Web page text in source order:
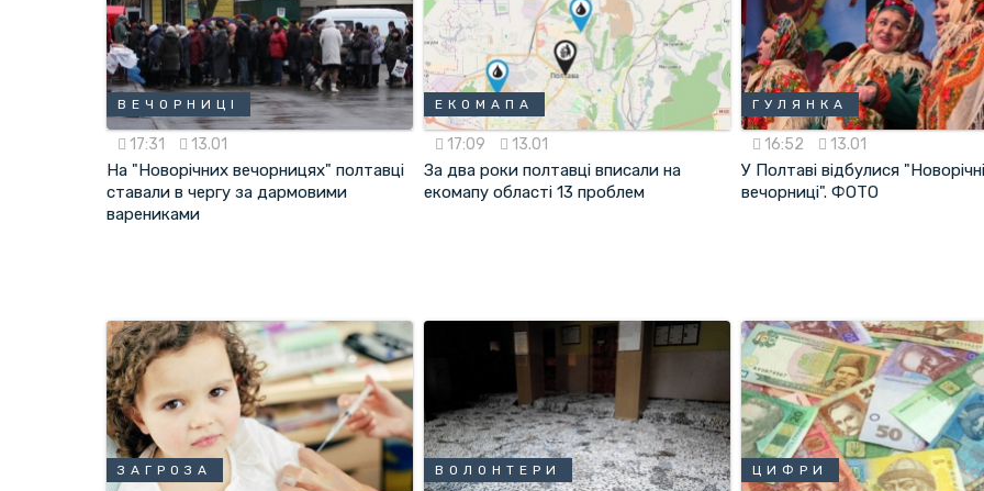
ВЕЧОРНИЦІ
17:31 13.01
На "Новорічних вечорницях" полтавці
ставали в чергу за дармовими
варениками
ЕКОМАПА
17:09 13.01
За два роки полтавці вписали на
екомапу області 13 проблем
ГУЛЯНКА
16:52 13.01
У Полтаві відбулися
вечорниці". ФОТО
ЗАГРОЗА ВОЛОНТЕРИ ЦИФРИ